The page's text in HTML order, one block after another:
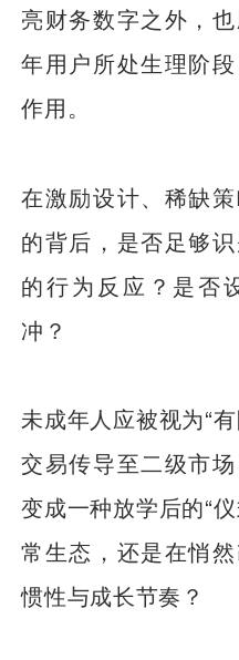
亮财务数字之外，
年用户所处生理阶
作用。
在激励设计、稀缺
的背后，是否足够
的行为反应？是否
冲？
未成年人应被视为“
交易传导至二级市
变成一种放学后的“
常生态，还是在悄
惯性与成长节奏？